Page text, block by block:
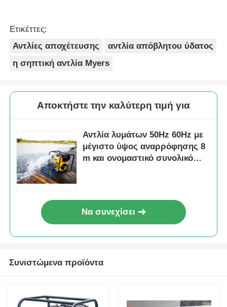
Ετικέττες:
Αντλίες αποχέτευσης
αντλία απόβλητου ύδατος
η σηπτική αντλία Myers
Αποκτήστε την καλύτερη τιμή για
Αντλία λυμάτων 50Hz 60Hz με
μέγιστο ύψος αναρρόφησης 8
m και ονομαστικό συνολικό
Να συνεχίσει
Συνιστώμενα προϊόντα